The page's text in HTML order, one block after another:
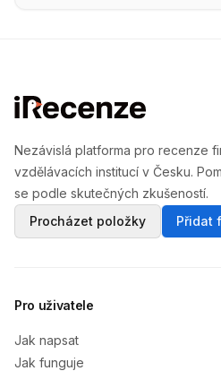
Nezávislá platforma pro recenze
vzdělávacích institucí v Česku.
se podle skutečných zkušeností.
Procházet položky
Přidat
Pro uživatele
Jak napsat
Jak funguje